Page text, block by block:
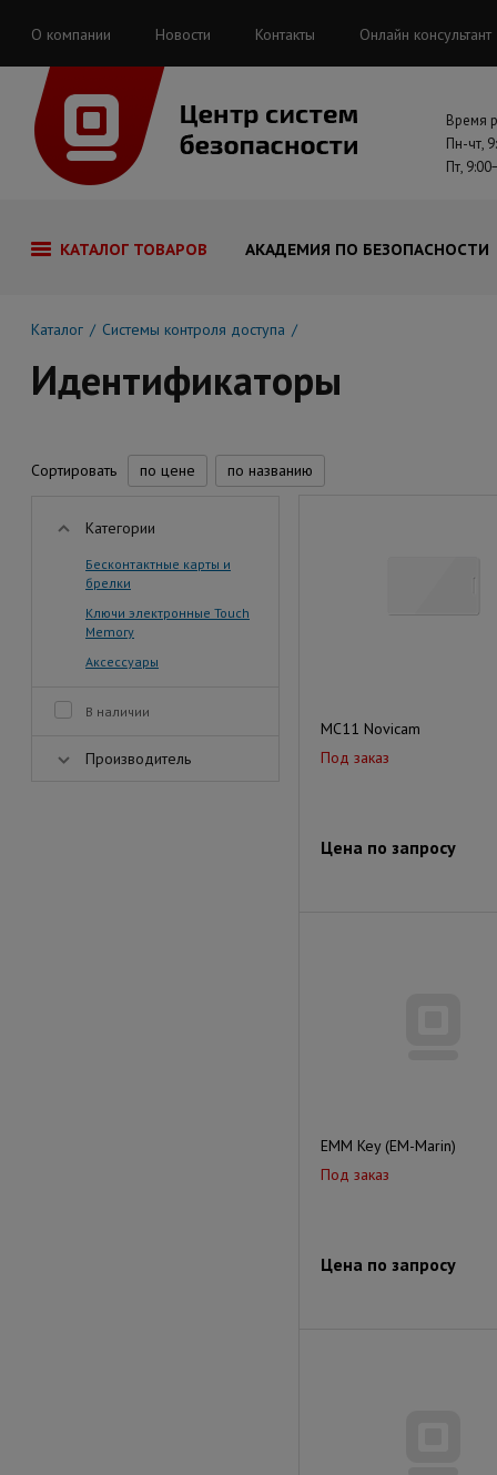
О компании Новости Контакты Онлайн консультант
Время
Пн-чт,
Пт,
КАТАЛОГ ТОВАРОВ АКАДЕМИЯ ПО БЕЗОПАСНОСТИ
Каталог Системы контроля доступа
Идентификаторы
Сортировать по цене по названию
Категории
Бесконтактные карты и
брелки
Ключи электронные Touch
Memory
Аксессуары
В наличии
Производитель
MC11 Novicam
Под заказ
Цена по запросу
EMM Key (EM-Marin)
Под заказ
Цена по запросу